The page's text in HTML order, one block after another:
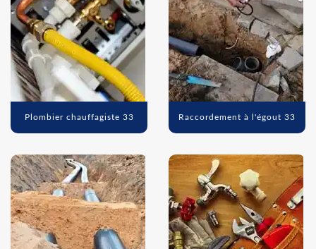
Plombier chauffagiste 33 Raccordement à l'égout 33